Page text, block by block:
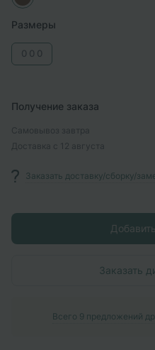
Размеры
0 0 0
Получение заказа
Самовывоз завтра
Доставка с 12 августа
Заказать доставку/сборку/
Заказать
Всего 9 предложений